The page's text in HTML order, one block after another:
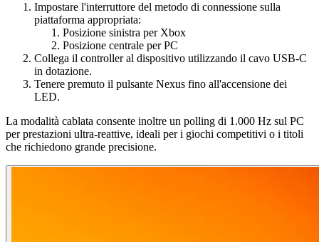
Impostare l'interruttore del metodo di connessione sulla
piattaforma appropriata:
Posizione sinistra per Xbox
Posizione centrale per PC
Collega il controller al dispositivo utilizzando il cavo USB-C
in dotazione.
Tenere premuto il pulsante Nexus fino all'accensione dei
LED.
La modalità cablata consente inoltre un polling di 1.000 Hz sul PC
per prestazioni ultra-reattive, ideali per i giochi competitivi o i titoli
che richiedono grande precisione.